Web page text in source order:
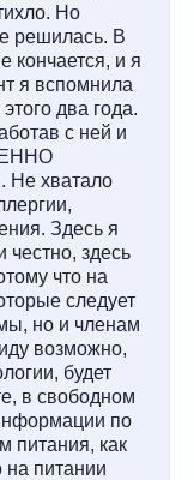
Но
решилась. В
кончается, и я
я вспомнила
два года.
с ней и
Не хватало
Здесь я
честно, здесь
что на
следует
но и членам
возможно,
будет
в свободном
по
питания, как
на питании